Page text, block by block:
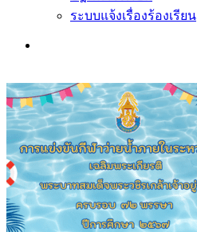
ระบบแจ้งเรื่องร้องเรียน